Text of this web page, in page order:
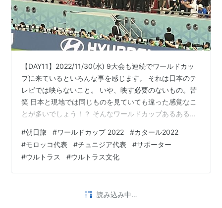
【DAY11】2022/11/30(水) 9大会も連続でワールドカッ
プに来ているといろんな事を感じます。 それは日本のテ
レビでは映らないこと。 いや、映す必要のないもの。苦
笑 日本と現地では同じものを見ていても違った感覚なこ
とが多いでしょう！？ そんなワールドカップあるあるを
う。 現地のサポーターはどうなっているのでしょう？？
【DAY11】2022/11/30(水) ◆人気国はブラジル、アルゼ
ンチン ◆メキシコ最強説 ◆今大会の主役はモロッコ？？
◆今日の試合でもチュニジアが！？ ◆まとめ 【観戦した
#朝日旅 #ワールドカップ 2022 #カタール2022
#モロッコ代表 #チュニジア代表 #サポーター
#ウルトラス #ウルトラス文化
植田朝日のサッカー旅ブログ【フットラベラー】サッカー旅